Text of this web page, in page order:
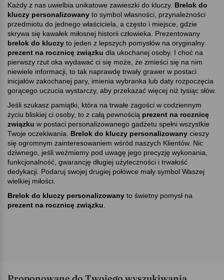
Każdy z nas uwielbia unikatowe zawieszki do kluczy. Brelok do
kluczy personalizowany to symbol własności, przynależności
przedmiotu do jednego właściciela, a często i miejsce, gdzie
skrywa się kawałek miłosnej historii człowieka. Prezentowany
brelok do kluczy to jeden z lepszych pomysłów na oryginalny
prezent na rocznicę związku dla ukochanej osoby. I choć na
pierwszy rzut oka wydawać ci się może, że zmieści się na nim
niewiele informacji, to tak naprawdę trwały grawer w postaci
inicjałów zakochanej pary, imienia wybranka lub daty rozpoczęcia
gorącego uczucia wystarczy, aby przekazać więcej niż tysiąc słów.
Jeśli szukasz pamiątki, która na trwałe zagości w codziennym
życiu bliskiej ci osoby, to z całą pewnością prezent na rocznicę
związku w postaci personalizowanego gadżetu spełni wszystkie
Twoje oczekiwania. Brelok do kluczy personalizowany cieszy
się ogromnym zainteresowaniem wśród naszych Klientów. Nic
dziwnego, jeśli weźmiemy pod uwagę jego precyzję wykonania,
funkcjonalność, gwarancję długiej użyteczności i trwałość
dedykacji. Podaruj swojej drugiej połówce mały symbol Waszej
wielkiej miłości.
Brelok do kluczy personalizowany to świetny pomysł na
prezent na rocznicę związku